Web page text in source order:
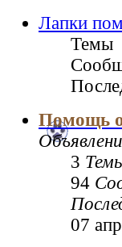
Лапки
Темы
Помощь
3
94
07